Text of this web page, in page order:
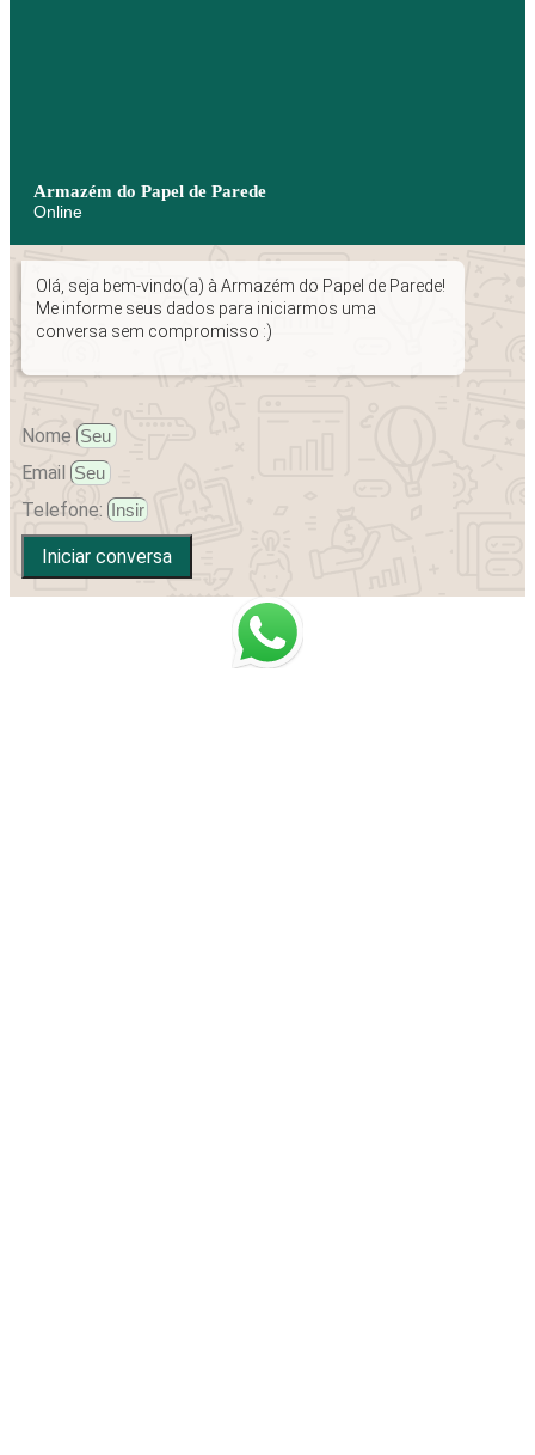
Armazém do Papel de Parede
Online
Olá, seja bem-vindo(a) à Armazém do Papel de Parede!
Me informe seus dados para iniciarmos uma
conversa sem compromisso :)
Nome
Email
Telefone:
Iniciar conversa